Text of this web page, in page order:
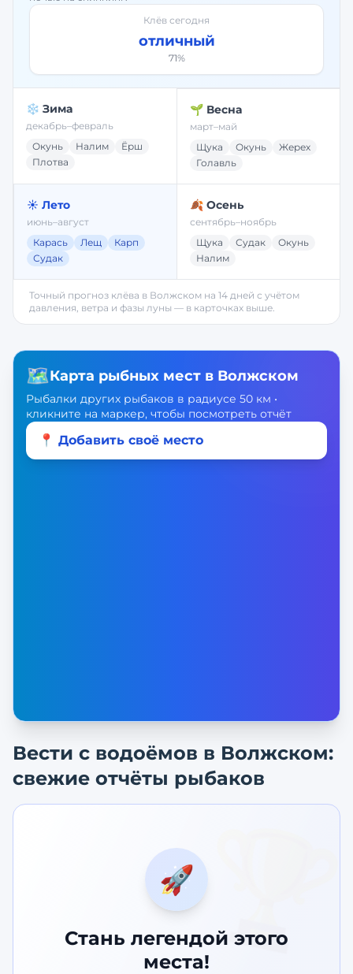
Клёв сегодня
отличный
71%
❄️ Зима
декабрь–февраль
Окунь
Налим
Ёрш
Плотва
🌱 Весна
март–май
Щука
Окунь
Жерех
Голавль
☀️ Лето
июнь–август
Карась
Лещ
Карп
Судак
🍂 Осень
сентябрь–ноябрь
Щука
Судак
Окунь
Налим
Точный прогноз клёва в Волжском на 14 дней с учётом
давления, ветра и фазы луны — в карточках выше.
🗺️Карта рыбных мест в Волжском
Рыбалки других рыбаков в радиусе 50 км •
кликните на маркер, чтобы посмотреть отчёт
📍 Добавить своё место
Вести с водоёмов в Волжском:
свежие отчёты рыбаков
🏆
🚀
Стань легендой этого
места!